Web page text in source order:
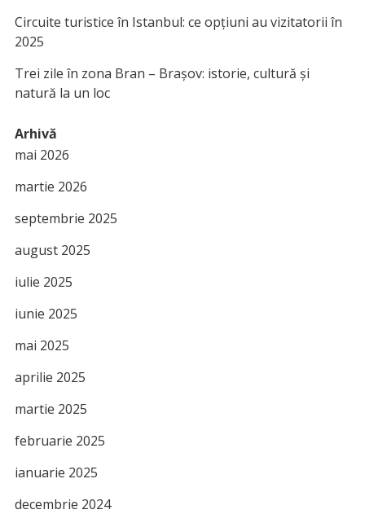
Circuite turistice în Istanbul: ce opțiuni au vizitatorii în
2025
Trei zile în zona Bran – Brașov: istorie, cultură și
natură la un loc
Arhivă
mai 2026
martie 2026
septembrie 2025
august 2025
iulie 2025
iunie 2025
mai 2025
aprilie 2025
martie 2025
februarie 2025
ianuarie 2025
decembrie 2024